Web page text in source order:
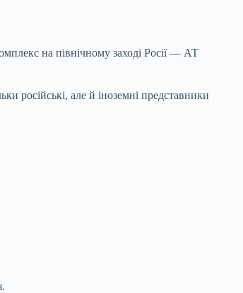
на північному заході Росії — АТ
російські, але й іноземні представники